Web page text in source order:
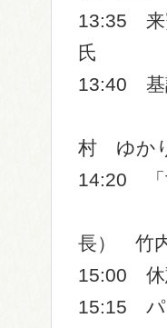
13:35 来
氏
13:40 基
村 ゆか
14:20 「
長） 竹
15:00 休
15:15 パ